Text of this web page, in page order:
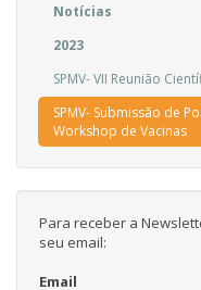
Notícias
2023
SPMV- VII Reunião
SPMV- Submissão de
Workshop de Vacinas
Para receber a
seu email:
Email